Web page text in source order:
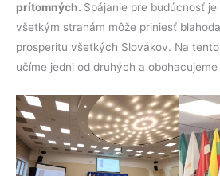
prítomných. Spájanie pre budúcnosť
všetkým stranám môže priniesť
prosperitu všetkých Slovákov. Na
učíme jedni od druhých a obohacujeme